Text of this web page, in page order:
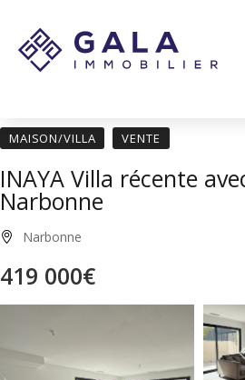
MAISON/VILLA VENTE
INAYA Villa récente
Narbonne
Narbonne
419 000€